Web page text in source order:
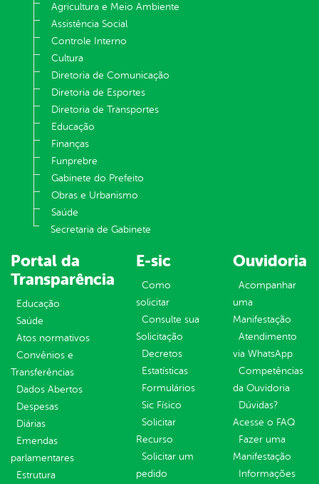
Agricultura e Meio Ambiente
Assistência Social
Controle Interno
Cultura
Diretoria de Comunicação
Diretoria de Esportes
Diretoria de Transportes
Educação
Finanças
Funprebre
Gabinete do Prefeito
Obras e Urbanismo
Saúde
Secretaria de Gabinete
Portal da
Transparência
Educação
Saúde
Atos normativos
Convênios e
Transferências
Dados Abertos
Despesas
Diárias
Emendas
parlamentares
Estrutura
E-sic
Como
solicitar
Consulte sua
Solicitação
Decretos
Estatísticas
Formulários
Sic Físico
Solicitar
Recurso
Solicitar um
pedido
Ouvidoria
Acompanhar
uma
Manifestação
Atendimento
via WhatsApp
Competências
da Ouvidoria
Dúvidas?
Acesse o FAQ
Fazer uma
Manifestação
Informações